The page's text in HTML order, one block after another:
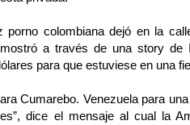
porno colombiana dejó en la
a través de una story de
para que estuviese en una
Cumarebo. Venezuela para
dice el mensaje al cual la